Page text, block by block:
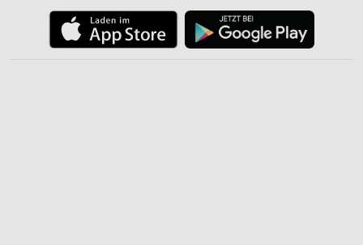
Verwendung reduzierter Daten zur Auswahl von
Inhalten